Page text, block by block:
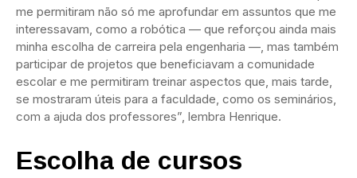
me permitiram não só me aprofundar em assuntos que me
interessavam, como a robótica — que reforçou ainda mais
minha escolha de carreira pela engenharia —, mas também
participar de projetos que beneficiavam a comunidade
escolar e me permitiram treinar aspectos que, mais tarde,
se mostraram úteis para a faculdade, como os seminários,
com a ajuda dos professores”, lembra Henrique.
Escolha de cursos